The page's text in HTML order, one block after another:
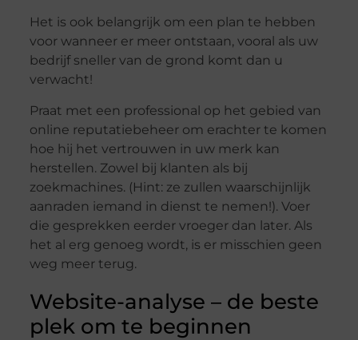
Het is ook belangrijk om een ​​plan te hebben
voor wanneer er meer ontstaan, vooral als uw
bedrijf sneller van de grond komt dan u
verwacht!
Praat met een professional op het gebied van
online reputatiebeheer om erachter te komen
hoe hij het vertrouwen in uw merk kan
herstellen. Zowel bij klanten als bij
zoekmachines. (Hint: ze zullen waarschijnlijk
aanraden iemand in dienst te nemen!). Voer
die gesprekken eerder vroeger dan later. Als
het al erg genoeg wordt, is er misschien geen
weg meer terug.
Website-analyse – de beste
plek om te beginnen